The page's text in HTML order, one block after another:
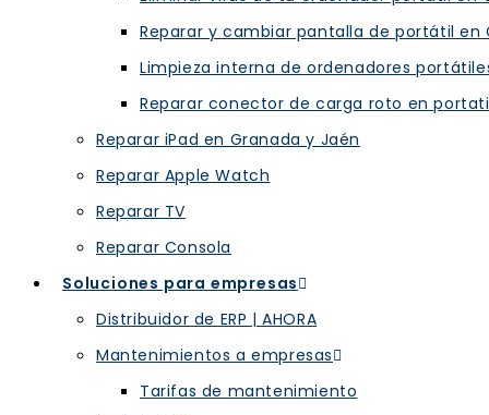
Reparar y cambiar pantalla de portátil en
Limpieza interna de ordenadores
Reparar conector de carga roto en
Reparar iPad en Granada y Jaén
Reparar Apple Watch
Reparar TV
Reparar Consola
Soluciones para empresas
Distribuidor de ERP | AHORA
Mantenimientos a empresas
Tarifas de mantenimiento